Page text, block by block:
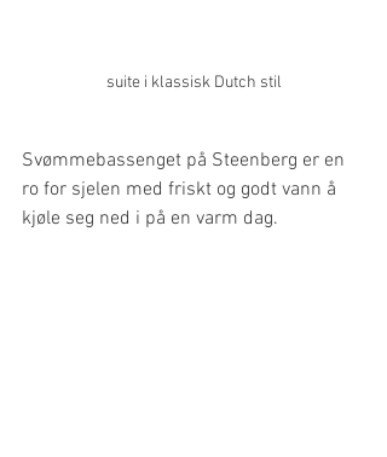
suite i klassisk Dutch stil
Svømmebassenget på Steenberg er en
ro for sjelen med friskt og godt vann å
kjøle seg ned i på en varm dag.